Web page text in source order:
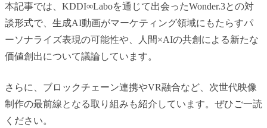
本記事では、KDDI∞Laboを通じて出会ったWonder.3との対
談形式で、生成AI動画がマーケティング領域にもたらすパ
ーソナライズ表現の可能性や、人間×AIの共創による新たな
価値創出について議論しています。
さらに、ブロックチェーン連携やVR融合など、次世代映像
制作の最前線となる取り組みも紹介しています。ぜひご一読
ください。